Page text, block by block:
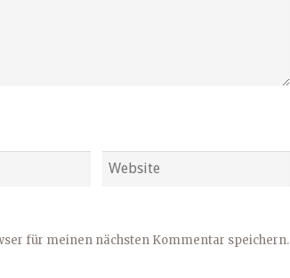
für meinen nächsten Kommentar speichern.